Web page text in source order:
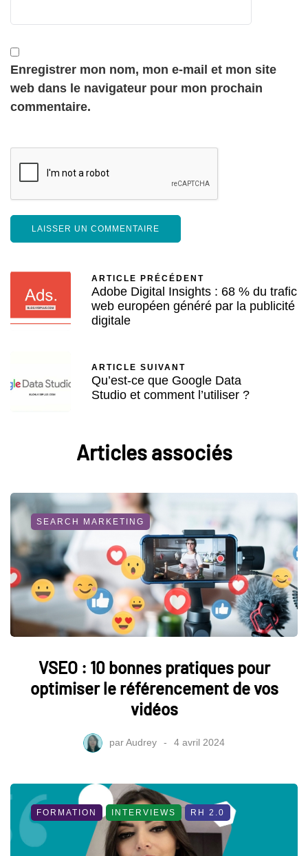
Enregistrer mon nom, mon e-mail et mon site
web dans le navigateur pour mon prochain
commentaire.
ARTICLE PRÉCÉDENT
Adobe Digital Insights : 68 % du trafic
web européen généré par la publicité
digitale
ARTICLE SUIVANT
Qu’est-ce que Google Data
Studio et comment l’utiliser ?
Articles associés
SEARCH MARKETING
VSEO : 10 bonnes pratiques pour
optimiser le référencement de vos
vidéos
parAudrey 4 avril 2024
FORMATION INTERVIEWS RH 2.0